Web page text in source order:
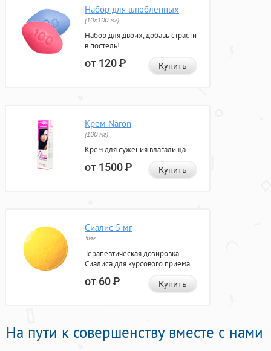
Набор для влюбленных
(10х100 мг)
Набор для двоих, добавь страсти
в постель!
от 120Р Купить
Крем Naron
(100 мг)
Крем для сужения влагалища
от 1500Р Купить
Сиалис 5 мг
5мг
Терапевтическая дозировка
Сиалиса для курсового приема
от 60Р Купить
На пути к совершенству вместе с нами